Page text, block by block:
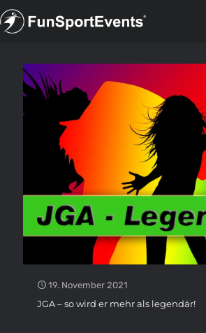
19. November 2021
JGA – so wird er mehr als legendär!